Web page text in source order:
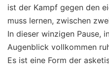
ist der Kampf gegen den
muss lernen, zwischen
In dieser winzigen Pause,
Augenblick vollkommen
Es ist eine Form der